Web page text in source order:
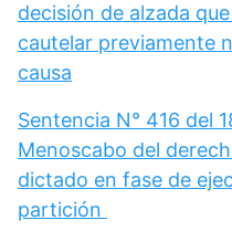
decisión de alzada
cautelar previamente
causa
Sentencia N° 416 del
Menoscabo del
dictado en fase de
partición